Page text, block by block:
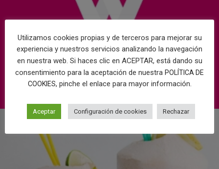
Utilizamos cookies propias y de terceros para mejorar su
experiencia y nuestros servicios analizando la navegación
en nuestra web. Si haces clic en ACEPTAR, está dando su
consentimiento para la aceptación de nuestra POLÍTICA DE
COOKIES, pinche el enlace para mayor información.
Aceptar Configuración de cookies Rechazar